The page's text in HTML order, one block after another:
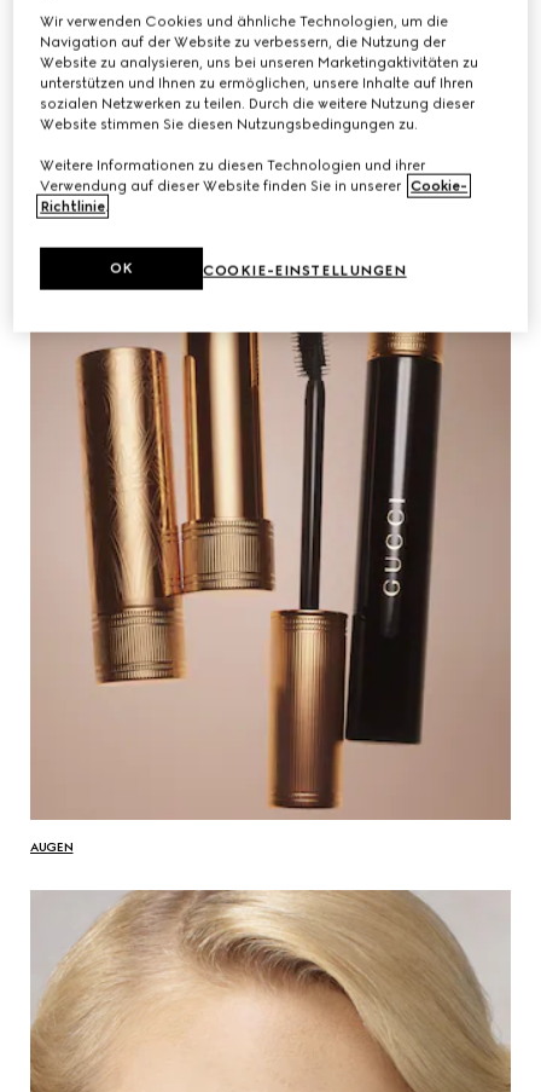
MEHR ENTDECKEN
AUGEN
Wir verwenden Cookies und ähnliche Technologien, um die
Navigation auf der Website zu verbessern, die Nutzung der
Website zu analysieren, uns bei unseren Marketingaktivitäten zu
unterstützen und Ihnen zu ermöglichen, unsere Inhalte auf Ihren
sozialen Netzwerken zu teilen. Durch die weitere Nutzung dieser
Website stimmen Sie diesen Nutzungsbedingungen zu.
Weitere Informationen zu diesen Technologien und ihrer
Verwendung auf dieser Website finden Sie in unserer Cookie-
Richtlinie.
COOKIE-EINSTELLUNGEN
OK